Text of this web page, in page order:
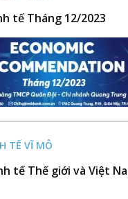
tế Tháng 12/2023
TẾ VĨ MÔ
tế Thế giới và Việt